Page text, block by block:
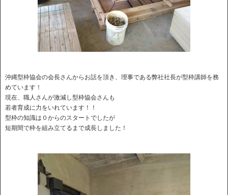
沖縄型枠協会の会長さんからお話を頂き、理事である弊社社長が型枠講師を務
めています！
現在、職人さんが激減し型枠協会さんも
若者育成に力をいれています！！
型枠の知識は０からのスタートでしたが
短期間で枠を組み立てるまで成長しました！